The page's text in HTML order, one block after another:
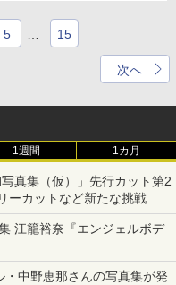
5 15
次へ
1週間 1カ月
真集（仮）」先行カット第2
ーカットなど新たな挑戦
江籠裕奈『エンジェルボデ
・中野恵那さんの写真集が発